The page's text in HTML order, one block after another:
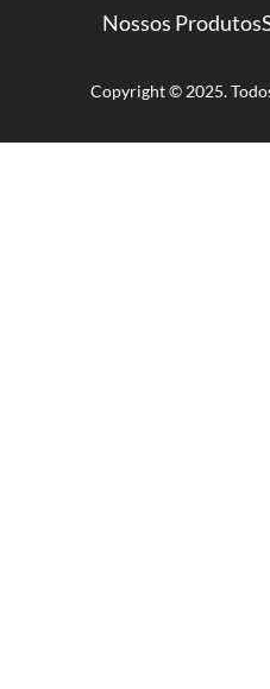
Nossos Produtos
Copyright © 2025.